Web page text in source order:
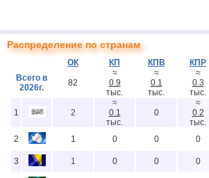
Распределение по странам
ОК КП КПВ
КПР
Всего в
2026г.
82
≈
0.9
тыс.
≈
0.1
тыс.
≈
0.3
тыс.
1 2
≈
0.1
тыс.
0
≈
0.2
тыс.
2
1 0 0 0
3 1 0 0 0